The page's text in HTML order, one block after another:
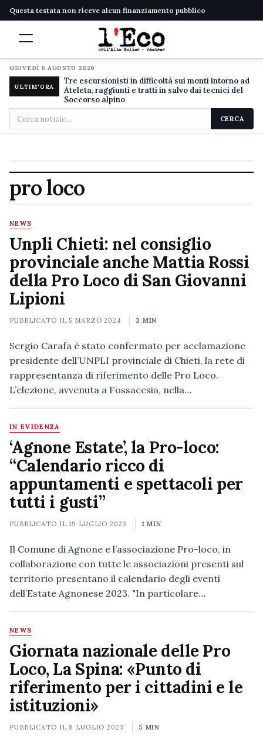
Questa testata non riceve alcun finanziamento pubblico
GIOVEDÌ 6 AGOSTO 2026
ULTIM'ORA
Tre escursionisti in difficoltà sui monti intorno ad
Ateleta, raggiunti e tratti in salvo dai tecnici del
Soccorso alpino
Cerca
nel
CERCA
pro loco
NEWS
Unpli Chieti: nel consiglio
provinciale anche Mattia Rossi
della Pro Loco di San Giovanni
Lipioni
PUBBLICATO IL5 MARZO 2024 3 MIN
Sergio Carafa è stato confermato per acclamazione
presidente dell’UNPLI provinciale di Chieti, la rete di
rappresentanza di riferimento delle Pro Loco.
L’elezione, avvenuta a Fossacesia, nella…
IN EVIDENZA
‘Agnone Estate’, la Pro-loco:
“Calendario ricco di
appuntamenti e spettacoli per
tutti i gusti”
PUBBLICATO IL19 LUGLIO 2023 1 MIN
Il Comune di Agnone e l’associazione Pro-loco, in
collaborazione con tutte le associazioni presenti sul
territorio presentano il calendario degli eventi
dell’Estate Agnonese 2023. "In particolare…
NEWS
Giornata nazionale delle Pro
Loco, La Spina: «Punto di
riferimento per i cittadini e le
istituzioni»
PUBBLICATO IL 8 LUGLIO 2023 5 MIN